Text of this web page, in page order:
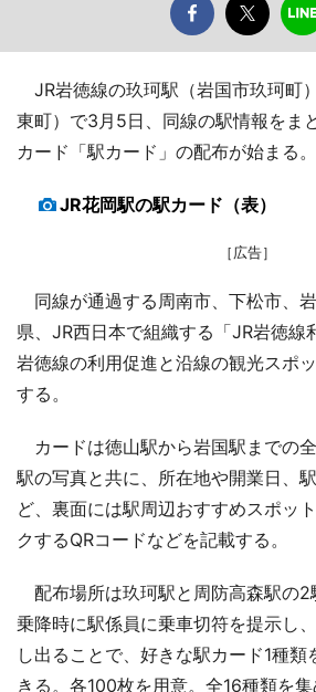
JR岩徳線の玖珂駅（岩国市玖珂町
東町）で3月5日、同線の駅情報をま
カード「駅カード」の配布が始まる。
JR花岡駅の駅カード（表）
［広告］
同線が通過する周南市、下松市、
県、JR西日本で組織する「JR岩徳線
岩徳線の利用促進と沿線の観光スポ
する。
カードは徳山駅から岩国駅までの
駅の写真と共に、所在地や開業日、
ど、裏面には駅周辺おすすめスポッ
クするQRコードなどを記載する。
配布場所は玖珂駅と周防高森駅の2
乗降時に駅係員に乗車切符を提示し
し出ることで、好きな駅カード1種
きる。各100枚を用意。全16種類を